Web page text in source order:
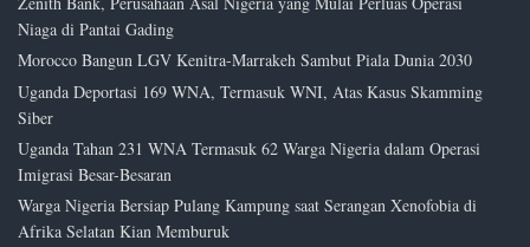
Niaga di Pantai Gading
Morocco Bangun LGV Kenitra-Marrakeh Sambut Piala Dunia 2030
Uganda Deportasi 169 WNA, Termasuk WNI, Atas Kasus Skamming
Siber
Uganda Tahan 231 WNA Termasuk 62 Warga Nigeria dalam Operasi
Imigrasi Besar-Besaran
Warga Nigeria Bersiap Pulang Kampung saat Serangan Xenofobia di
Afrika Selatan Kian Memburuk